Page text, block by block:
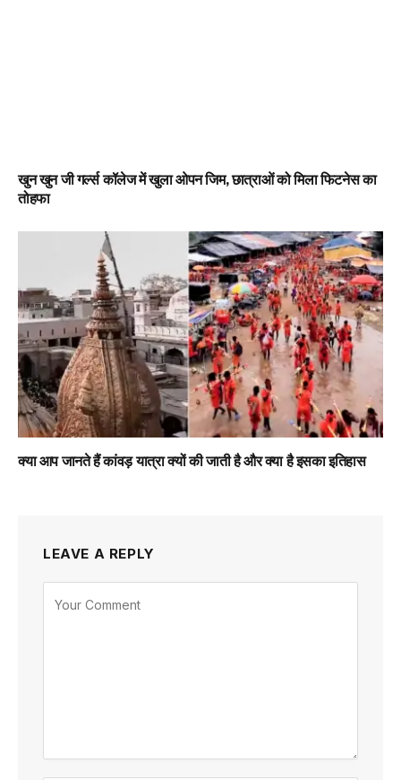
खुन खुन जी गर्ल्स कॉलेज में खुला ओपन जिम, छात्राओं को मिला फिटनेस का
तोहफा
क्या आप जानते हैं कांवड़ यात्रा क्यों की जाती है और क्या है इसका इतिहास
LEAVE A REPLY